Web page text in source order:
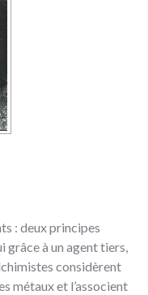
: deux principes
grâce à un agent tiers,
considèrent
métaux et l’associent